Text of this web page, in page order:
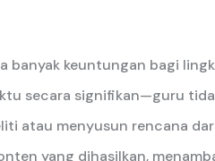
banyak keuntungan bagi
secara signifikan—guru
atau menyusun rencana
yang dihasilkan,